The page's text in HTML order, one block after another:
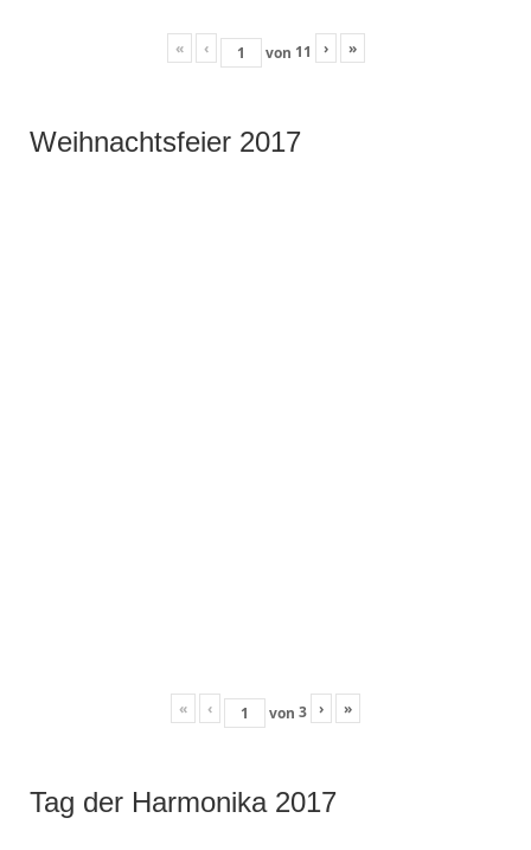
« ‹ von 11 › »
Weihnachtsfeier 2017
« ‹ von 3 › »
Tag der Harmonika 2017